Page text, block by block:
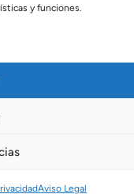
y funciones.
Aviso Legal